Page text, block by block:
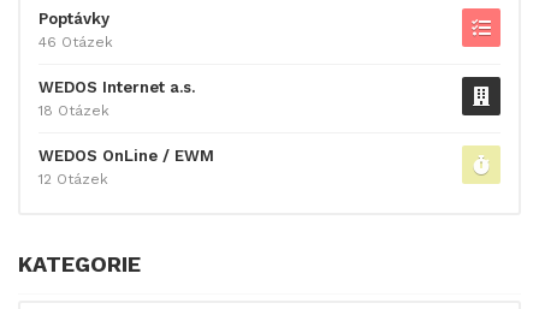
Poptávky
46 Otázek
WEDOS Internet a.s.
18 Otázek
WEDOS OnLine / EWM
12 Otázek
KATEGORIE